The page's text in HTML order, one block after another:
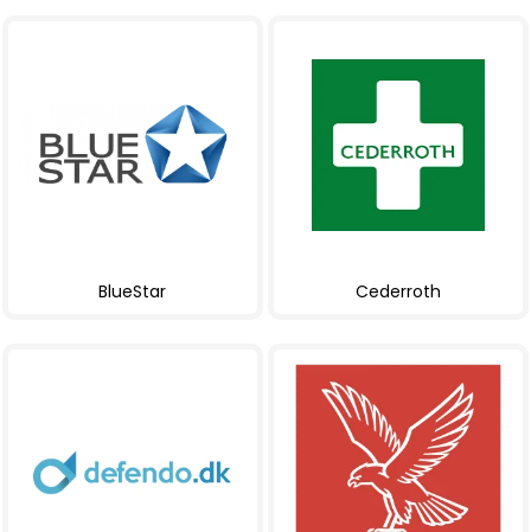
BlueStar Cederroth